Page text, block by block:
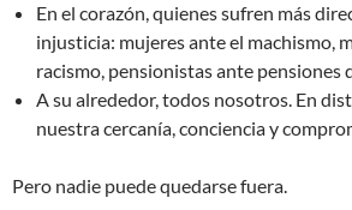
En el corazón, quienes sufren más
injusticia: mujeres ante el machismo,
racismo, pensionistas ante pensiones
A su alrededor, todos nosotros. En
nuestra cercanía, conciencia y
Pero nadie puede quedarse fuera.